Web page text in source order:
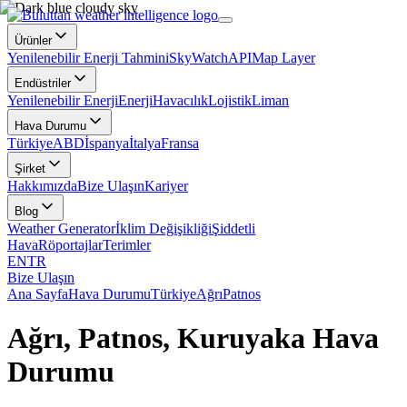
Ürünler
Yenilenebilir Enerji TahminiSkyWatchAPIMap Layer
Endüstriler
Yenilenebilir EnerjiEnerjiHavacılıkLojistikLiman
Hava Durumu
TürkiyeABDİspanyaİtalyaFransa
Şirket
HakkımızdaBize UlaşınKariyer
Blog
Weather Generatorİklim DeğişikliğiŞiddetli
HavaRöportajlarTerimler
ENTR
Bize Ulaşın
Ana SayfaHava DurumuTürkiyeAğrıPatnos
Ağrı, Patnos, Kuruyaka Hava
Durumu